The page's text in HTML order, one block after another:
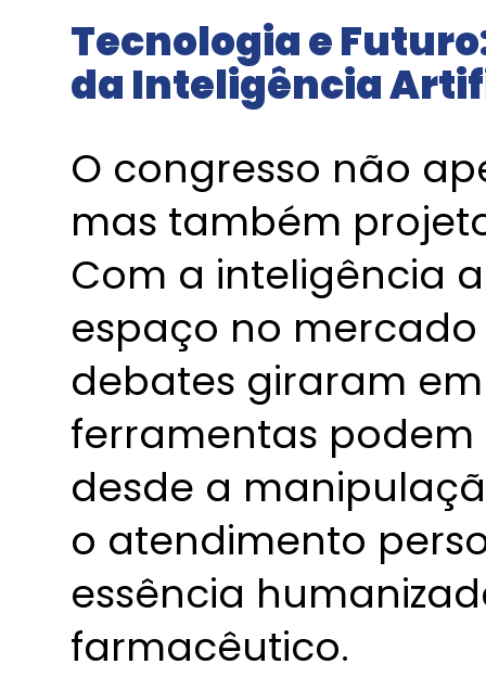
Tecnologia e
da Inteligência
O congresso não
mas também
Com a inteligência
espaço no
debates giraram
ferramentas podem
desde a
o atendimento
essência
farmacêutico.